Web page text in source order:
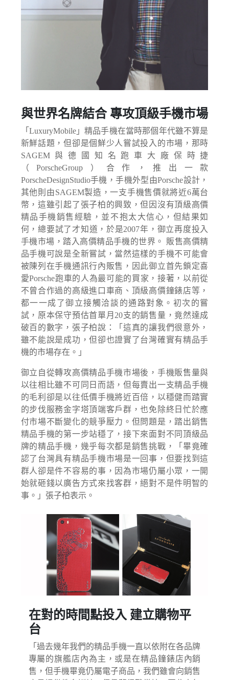
與世界名牌結合 專攻頂級手機市場
「LuxuryMobile」精品手機在當時那個年代雖不算是
新鮮話題，但卻是個鮮少人嘗試投入的市場，那時
SAGEM與德國知名跑車大廠保時捷
（PorscheGroup）合作，推出一款
PorscheDesignStudio手機，手機外型由Porsche設計，
其他則由SAGEM製造，一支手機售價就將近6萬台
幣，這雖引起了張子柏的興致，但因沒有頂級高價
精品手機銷售經驗，並不抱太大信心，但結果如
何，總要試了才知道，於是2007年，御立再度投入
手機市場，踏入高價精品手機的世界。 販售高價精
品手機可說是全新嘗試，當然這樣的手機不可能會
被陳列在手機通訊行內販售，因此御立首先鎖定喜
愛Porsche跑車的人為最可能的買家，接著，以前從
不曾合作過的高級進口車商、頂級高價鐘錶店等，
都一一成了御立接觸洽談的通路對象。初次的嘗
試，原本保守預估首單月20支的銷售量，竟然達成
破百的數字，張子柏說：「這真的讓我們很意外，
雖不能說是成功，但卻也證實了台灣確實有精品手
機的市場存在。」
御立自從轉攻高價精品手機市場後，手機販售量與
以往相比雖不可同日而語，但每賣出一支精品手機
的毛利卻是以往低價手機將近百倍，以穩健而踏實
的步伐服務金字塔頂端客戶群，也免除終日忙於應
付市場不斷變化的競爭壓力。但問題是，踏出銷售
精品手機的第一步站穩了，接下來面對不同頂級品
牌的精品手機，幾乎每次都是銷售挑戰，「畢竟確
認了台灣具有精品手機市場是一回事，但要找到這
群人卻是件不容易的事，因為市場仍屬小眾，一開
始就砸錢以廣告方式來找客群，絕對不是件明智的
事。」張子柏表示。
在對的時間點投入 建立購物平
台
「過去幾年我們的精品手機一直以依附在各品牌
專屬的旗艦店內為主，或是在精品鐘錶店內銷
售，但手機畢竟仍屬電子商品，我們雖會向銷售